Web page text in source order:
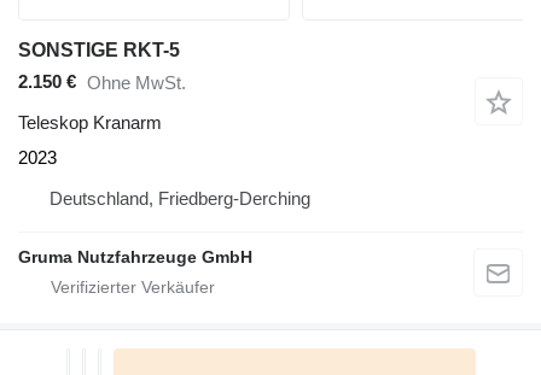
SONSTIGE RKT-5
2.150 € Ohne MwSt.
Teleskop Kranarm
2023
Deutschland, Friedberg-Derching
Gruma Nutzfahrzeuge GmbH